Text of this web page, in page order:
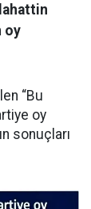
oy
“Bu
oy
sonuçları